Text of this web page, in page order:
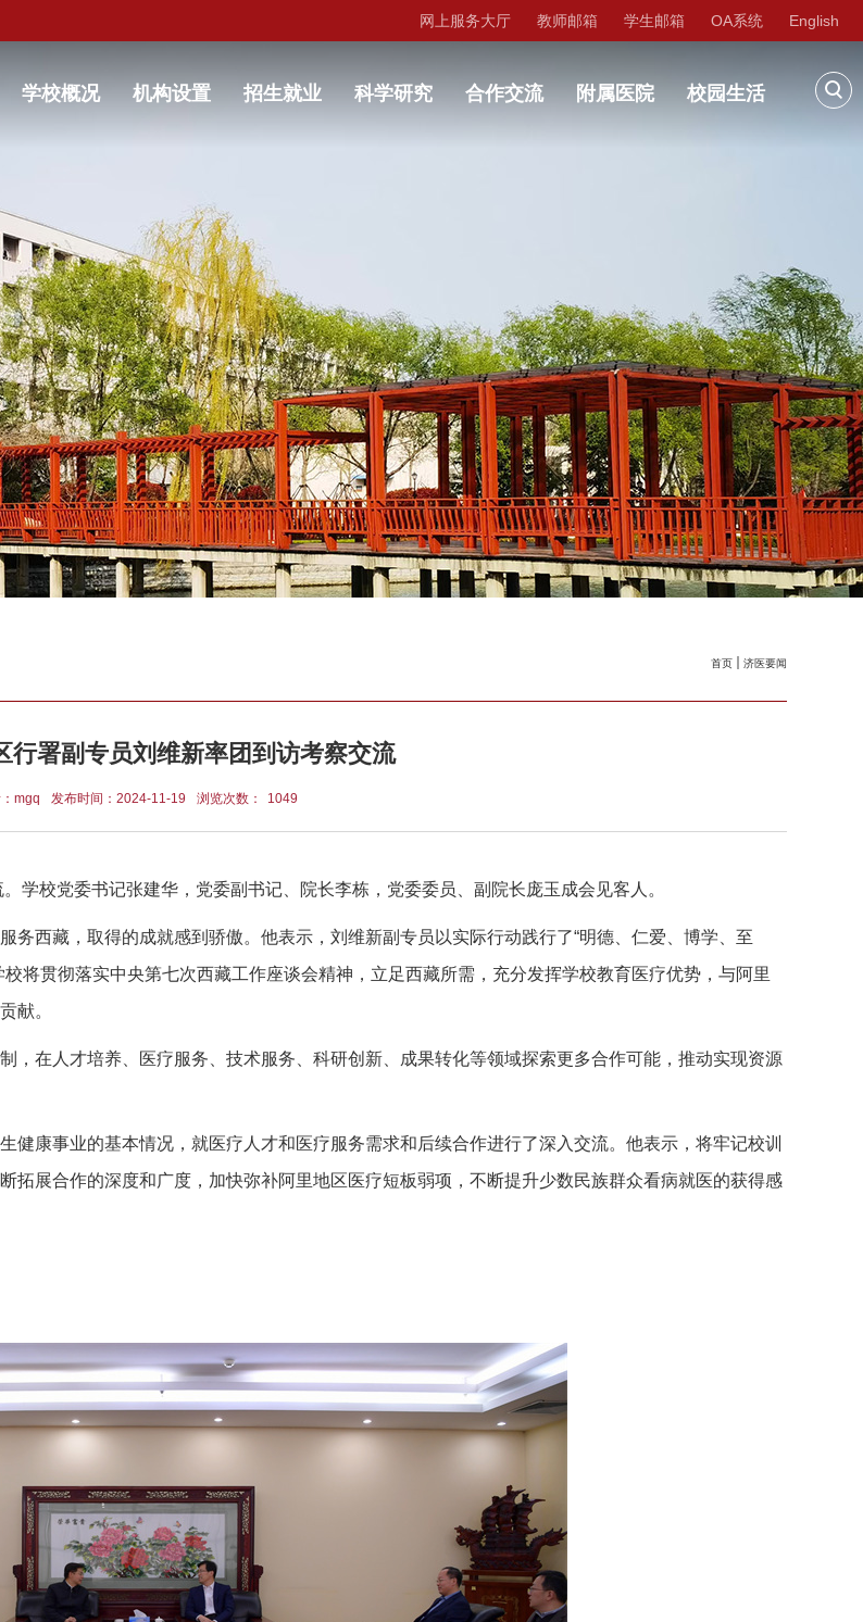
网上服务大厅 教师邮箱 学生邮箱 OA系统 English
学校概况 机构设置 招生就业 科学研究 合作交流 附属医院 校园生活
首页 济医要闻
行署副专员刘维新率团到访考察交流
mgq 发布时间：2024-11-19 浏览次数： 1049
学校党委书记张建华，党委副书记、院长李栋，党委委员、副院长庞玉成会见客人。
务西藏，取得的成就感到骄傲。他表示，刘维新副专员以实际行动践行了“明德、仁爱、博学、至
将贯彻落实中央第七次西藏工作座谈会精神，立足西藏所需，充分发挥学校教育医疗优势，与阿里
献。
，在人才培养、医疗服务、技术服务、科研创新、成果转化等领域探索更多合作可能，推动实现资源
健康事业的基本情况，就医疗人才和医疗服务需求和后续合作进行了深入交流。他表示，将牢记校训
拓展合作的深度和广度，加快弥补阿里地区医疗短板弱项，不断提升少数民族群众看病就医的获得感